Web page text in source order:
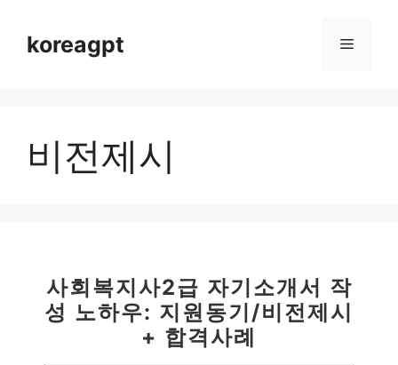
koreagpt 메
비전제시
사회복지사2급 자기소개서 작
성 노하우: 지원동기/비전제시
+ 합격사례